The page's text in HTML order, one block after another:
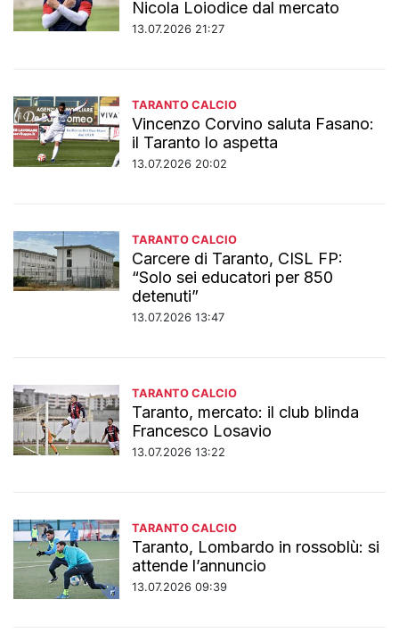
Nicola Loiodice dal mercato
13.07.2026 21:27
TARANTO CALCIO
Vincenzo Corvino saluta Fasano:
il Taranto lo aspetta
13.07.2026 20:02
TARANTO CALCIO
Carcere di Taranto, CISL FP:
“Solo sei educatori per 850
detenuti”
13.07.2026 13:47
TARANTO CALCIO
Taranto, mercato: il club blinda
Francesco Losavio
13.07.2026 13:22
TARANTO CALCIO
Taranto, Lombardo in rossoblù: si
attende l’annuncio
13.07.2026 09:39